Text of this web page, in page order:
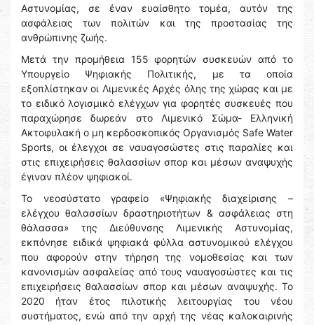
Αστυνομίας, σε έναν ευαίσθητο τομέα, αυτόν της
ασφάλειας των πολιτών και της προστασίας της
ανθρώπινης ζωής.
Μετά την προμήθεια 155 φορητών συσκευών από το
Υπουργείο Ψηφιακής Πολιτικής, με τα οποία
εξοπλίστηκαν οι Λιμενικές Αρχές όλης της χώρας και με
το ειδικό λογισμικό ελέγχων για φορητές συσκευές που
παραχώρησε δωρεάν στο Λιμενικό Σώμα- Ελληνική
Ακτοφυλακή ο μη κερδοσκοπικός Οργανισμός Safe Water
Sports, οι έλεγχοι σε ναυαγοσώστες στις παραλίες και
στις επιχειρήσεις θαλασσίων σπορ και μέσων αναψυχής
έγιναν πλέον ψηφιακοί.
Το νεοσύστατο γραφείο «Ψηφιακής διαχείρισης –
ελέγχου θαλασσίων δραστηριοτήτων & ασφάλειας στη
θάλασσα» της Διεύθυνσης Λιμενικής Αστυνομίας,
εκπόνησε ειδικά ψηφιακά φύλλα αστυνομικού ελέγχου
που αφορούν στην τήρηση της νομοθεσίας και των
κανονισμών ασφαλείας από τους ναυαγοσώστες και τις
επιχειρήσεις θαλασσίων σπορ και μέσων αναψυχής. Το
2020 ήταν έτος πιλοτικής λειτουργίας του νέου
συστήματος, ενώ από την αρχή της νέας καλοκαιρινής